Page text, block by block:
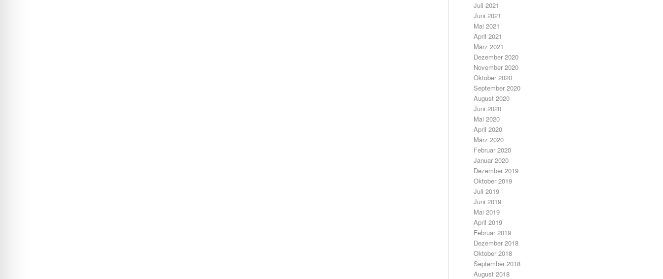
Juli 2021
Juni 2021
Mai 2021
April 2021
März 2021
Dezember 2020
November 2020
Oktober 2020
September 2020
August 2020
Juni 2020
Mai 2020
April 2020
März 2020
Februar 2020
Januar 2020
Dezember 2019
Oktober 2019
Juli 2019
Juni 2019
Mai 2019
April 2019
Februar 2019
Dezember 2018
Oktober 2018
September 2018
August 2018